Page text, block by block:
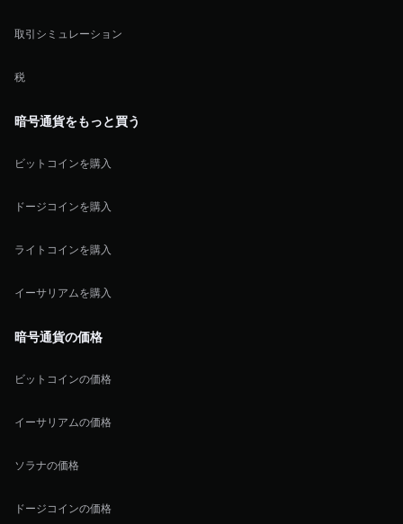
取引シミュレーション
税
暗号通貨をもっと買う
ビットコインを購入
ドージコインを購入
ライトコインを購入
イーサリアムを購入
暗号通貨の価格
ビットコインの価格
イーサリアムの価格
ソラナの価格
ドージコインの価格